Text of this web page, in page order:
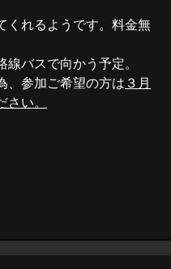
くれるようです。料金無
バスで向かう予定。
、参加ご希望の方は ３月
い。